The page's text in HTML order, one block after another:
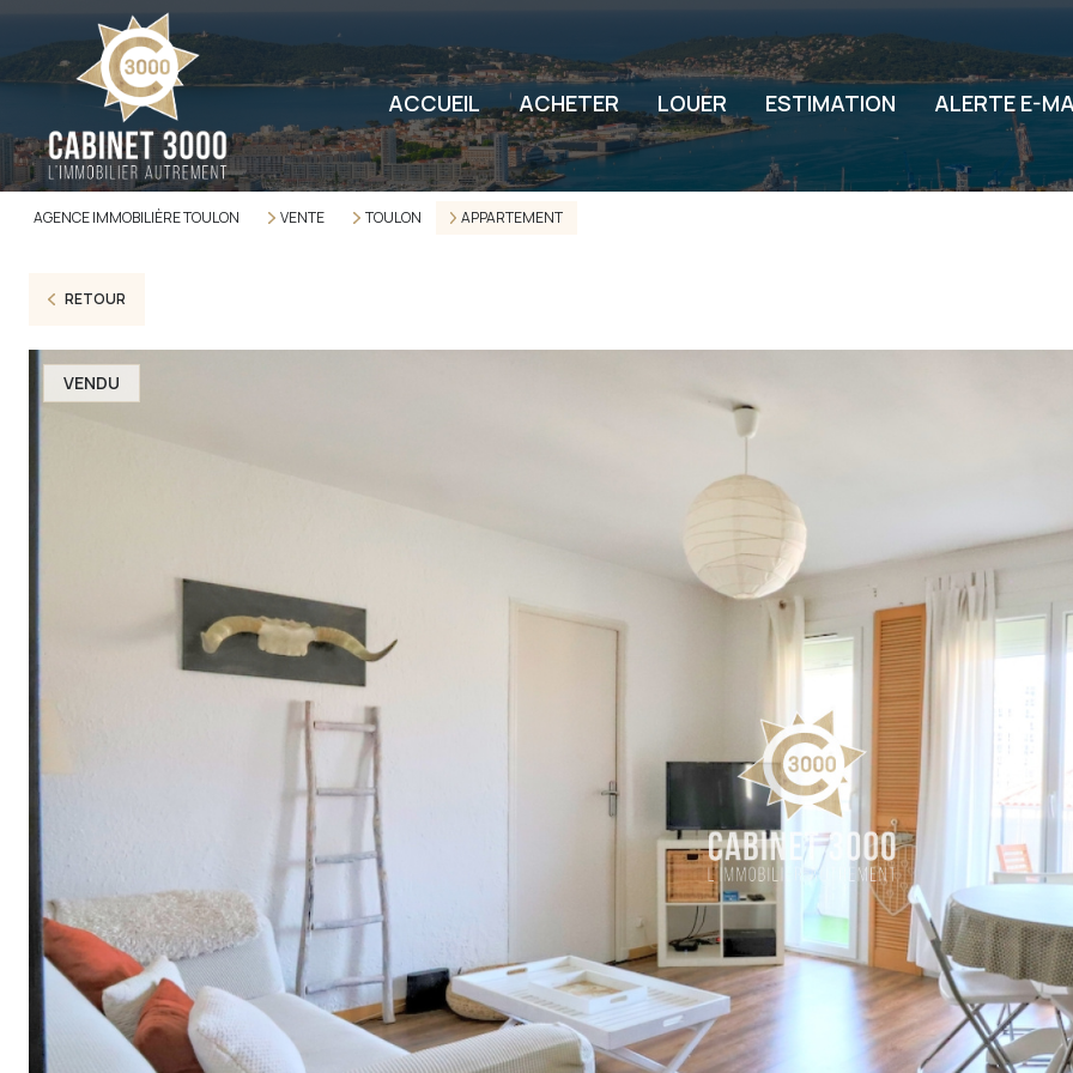
ACCUEIL ACHETER LOUER ESTIMATION ALERTE E-
AGENCE IMMOBILIÈRE TOULON VENTE TOULON APPARTEMENT
RETOUR
VENDU